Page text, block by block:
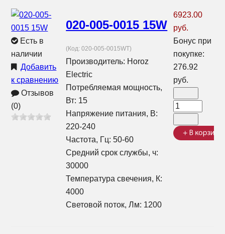
Есть в
наличии
Добавить
к сравнению
Отзывов
(0)
020-005-0015 15W
(Код:020-005-0015WT)
Производитель: Horoz
Electric
Потребляемая мощность,
Вт: 15
Напряжение питания, В:
220-240
Частота, Гц: 50-60
Средний срок службы, ч:
30000
Температура свечения, К:
4000
Световой поток, Лм: 1200
6923.00
руб.
Бонус при
покупке:
276.92
руб.